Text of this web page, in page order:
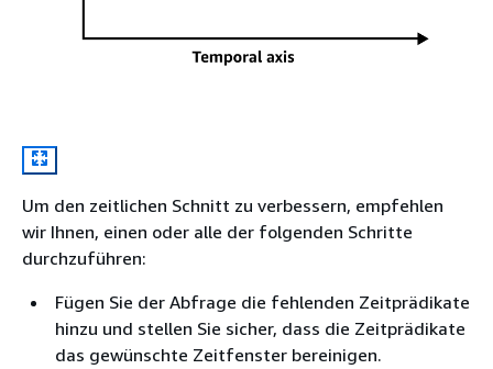
Um den zeitlichen Schnitt zu verbessern, empfehlen
wir Ihnen, einen oder alle der folgenden Schritte
durchzuführen:
Fügen Sie der Abfrage die fehlenden Zeitprädikate
hinzu und stellen Sie sicher, dass die Zeitprädikate
das gewünschte Zeitfenster bereinigen.